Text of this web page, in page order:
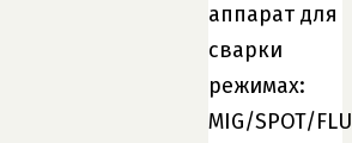
аппарат для
сварки
режимах:
MIG/SPOT/